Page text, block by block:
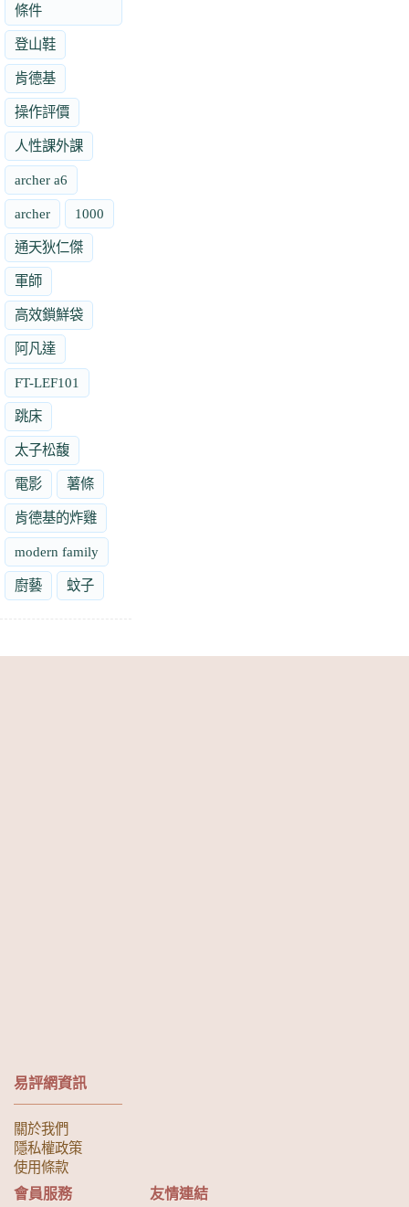
條件
登山鞋
肯德基
操作評價
人性課外課
archer a6
archer 1000
通天狄仁傑
軍師
高效鎖鮮袋
阿凡達
FT-LEF101
跳床
太子松馥
電影 薯條
肯德基的炸雞
modern family
廚藝 蚊子
易評網資訊
關於我們
隱私權政策
使用條款
會員服務 友情連結